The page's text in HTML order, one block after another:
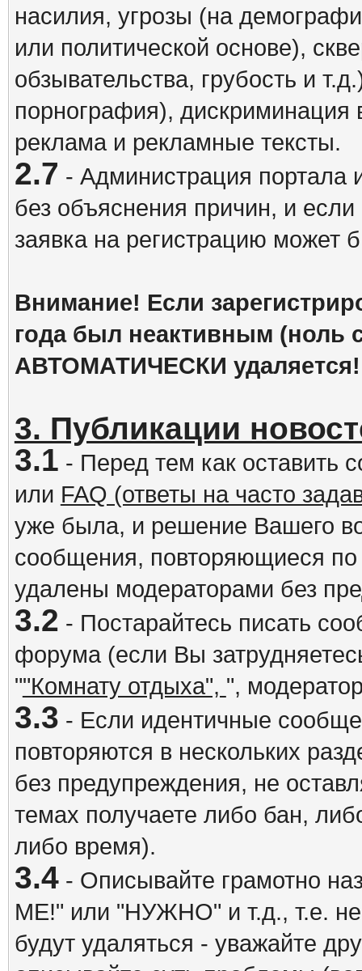
насилия, угрозы (на
или политической основе),
обзывательства, грубость и
порнография),
реклама и рекламные тексты.
2.7 - Администрация портала
без объяснения причин, и
заявка на регистрацию может
Внимание! Если
года был неактивным (ноль
АВТОМАТИЧЕСКИ удаляется!
3. Публикации
3.1 - Перед тем как оставить
или FAQ (ответы на часто
уже была, и решение Вашего
сообщения, повторяющиеся
удалены модераторами без
3.2 - Постарайтесь писать
форума (если Вы
""Комнату отдыха", ",
3.3 - Если идентичные
повторяются в нескольких
без предупреждения, не
темах получаете либо бан,
либо время).
3.4- Описывайте грамотно
ME!" или "НУЖНО" и т.д., т.е.
будут удаляться - уважайте